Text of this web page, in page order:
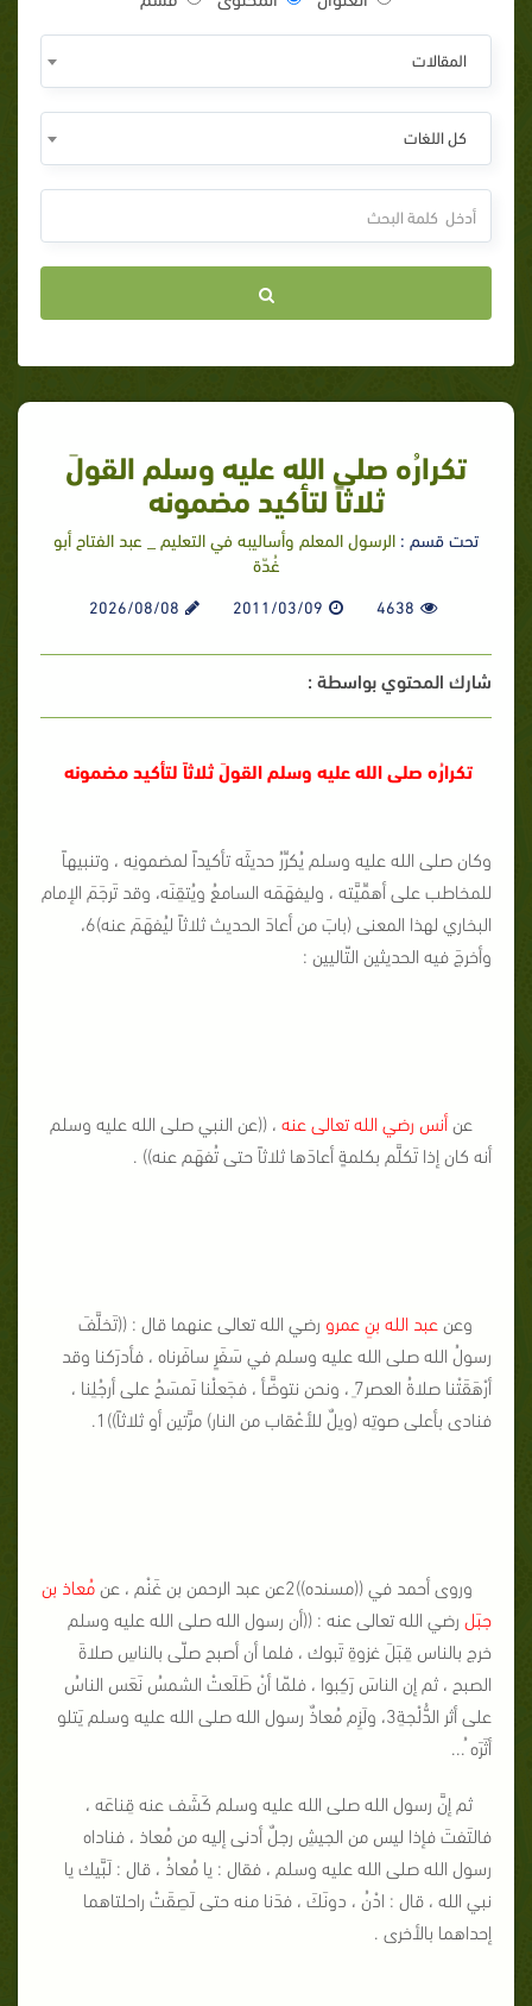
المقالات
كل اللغات
تكرارُه صلى الله عليه وسلم القولَ
ثلاثاً لتأكيد مضمونه
تحت قسم : الرسول المعلم وأساليبه في التعليم _ عبد الفتاح أبو
غُدّة
4638
2011/03/09
2026/08/08
شارك المحتوي بواسطة :
تكرارُه صلى الله عليه وسلم القولَ ثلاثاً لتأكيد مضمونه
وكان صلى الله عليه وسلم يُكرِّرُ حديثَه تأكيداً لمضمونِه ، وتنبيهاً
للمخاطب على أهمِّيَّته ، وليفهَمَه السامعُ ويُتقِنَه، وقد تَرجَمَ الإمام
البخاري لهذا المعنى (بابَ من أعادَ الحديث ثلاثاً ليُفهَمَ عنه)6،
وأخرجَ فيه الحديثين التّاليين :
عن أنس رضي الله تعالى عنه ، ((عن النبي صلى الله عليه وسلم
أنه كان إذا تَكلَّم بكلمةٍ أعادَها ثلاثاً حتى تُفهَم عنه)) .
وعن عبد الله بنِ عمرو رضي الله تعالى عنهما قال : ((تَخلَّفَ
رسولُ الله صلى الله عليه وسلم في سَفَرٍ سافَرناه ، فأدرَكنا وقد
أرْهَقَتْنا صلاةُ العصر7ِ ، ونحن نتوضَّأ ، فجَعلْنا نَمسَحُ على أرجُلِنا ،
فنادى بأعلى صوتِه(ويلٌ للأعْقاب من النار) مرَّتين أو ثلاثاً))1.
وروى أحمد في ((مسنده))2عن عبد الرحمن بن غَنْم ، عن
مُعاذ بن
جبَل رضي الله تعالى عنه : ((أن رسول الله صلى الله عليه وسلم
خرج بالناس قِبَلَ غزوةِ تَبوك ، فلما أن أصبح صلّى بالناسِ صلاةَ
الصبح ، ثم إن الناسَ رَكِبوا ، فلمّا أنْ طَلَعتْ الشمسُ نَعَس الناسُ
على أثر الدُّلْجةِ3، ولَزِم مُعاذٌ رسول الله صلى الله عليه وسلم يَتلو
أثَرَه ُ...
ثم إنَّ رسول الله صلى الله عليه وسلم كَشَف عنه قِناعَه ،
فالتَفتَ فإذا ليس من الجيشِ رجلٌ أدنى إليه من مُعاذ ، فناداه
رسول الله صلى الله عليه وسلم ، فقال : يا مُعاذُ ، قال : لَبَّيك يا
نبي الله ، قال : ادْنُ ، دونَكَ ، فدَنا منه حتى لَصِقَتْ راحلتاهما
إحداهما بالأخرى .